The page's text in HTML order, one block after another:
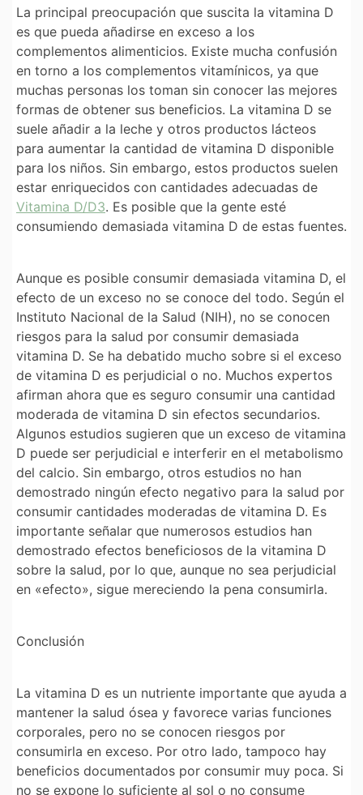
La principal preocupación que suscita la vitamina D
es que pueda añadirse en exceso a los
complementos alimenticios. Existe mucha confusión
en torno a los complementos vitamínicos, ya que
muchas personas los toman sin conocer las mejores
formas de obtener sus beneficios. La vitamina D se
suele añadir a la leche y otros productos lácteos
para aumentar la cantidad de vitamina D disponible
para los niños. Sin embargo, estos productos suelen
estar enriquecidos con cantidades adecuadas de
Vitamina D/D3. Es posible que la gente esté
consumiendo demasiada vitamina D de estas fuentes.
Aunque es posible consumir demasiada vitamina D, el
efecto de un exceso no se conoce del todo. Según el
Instituto Nacional de la Salud (NIH), no se conocen
riesgos para la salud por consumir demasiada
vitamina D. Se ha debatido mucho sobre si el exceso
de vitamina D es perjudicial o no. Muchos expertos
afirman ahora que es seguro consumir una cantidad
moderada de vitamina D sin efectos secundarios.
Algunos estudios sugieren que un exceso de vitamina
D puede ser perjudicial e interferir en el metabolismo
del calcio. Sin embargo, otros estudios no han
demostrado ningún efecto negativo para la salud por
consumir cantidades moderadas de vitamina D. Es
importante señalar que numerosos estudios han
demostrado efectos beneficiosos de la vitamina D
sobre la salud, por lo que, aunque no sea perjudicial
en «efecto», sigue mereciendo la pena consumirla.
Conclusión
La vitamina D es un nutriente importante que ayuda a
mantener la salud ósea y favorece varias funciones
corporales, pero no se conocen riesgos por
consumirla en exceso. Por otro lado, tampoco hay
beneficios documentados por consumir muy poca. Si
no se expone lo suficiente al sol o no consume